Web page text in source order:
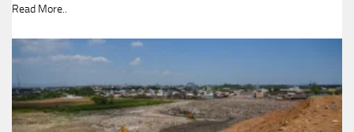
Read More..